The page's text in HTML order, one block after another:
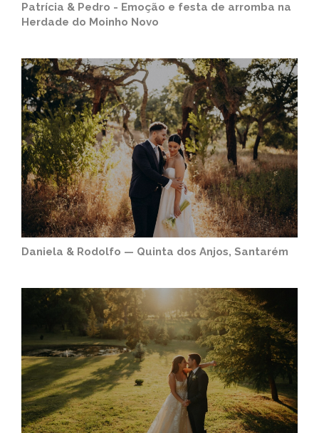
Patrícia & Pedro - Emoção e festa de arromba na
Herdade do Moinho Novo
Daniela & Rodolfo — Quinta dos Anjos, Santarém